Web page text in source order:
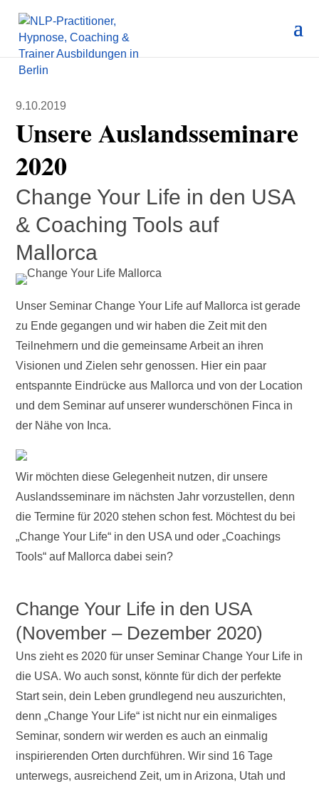
9.10.2019
Unsere Auslandsseminare
2020
Change Your Life in den USA
& Coaching Tools auf
Mallorca
Unser Seminar Change Your Life auf Mallorca ist gerade
zu Ende gegangen und wir haben die Zeit mit den
Teilnehmern und die gemeinsame Arbeit an ihren
Visionen und Zielen sehr genossen. Hier ein paar
entspannte Eindrücke aus Mallorca und von der Location
und dem Seminar auf unserer wunderschönen Finca in
der Nähe von Inca.
Wir möchten diese Gelegenheit nutzen, dir unsere
Auslandsseminare im nächsten Jahr vorzustellen, denn
die Termine für 2020 stehen schon fest. Möchtest du bei
„Change Your Life“ in den USA und oder „Coachings
Tools“ auf Mallorca dabei sein?
Change Your Life in den USA
(November – Dezember 2020)
Uns zieht es 2020 für unser Seminar Change Your Life in
die USA. Wo auch sonst, könnte für dich der perfekte
Start sein, dein Leben grundlegend neu auszurichten,
denn „Change Your Life“ ist nicht nur ein einmaliges
Seminar, sondern wir werden es auch an einmalig
inspirierenden Orten durchführen. Wir sind 16 Tage
unterwegs, ausreichend Zeit, um in Arizona, Utah und